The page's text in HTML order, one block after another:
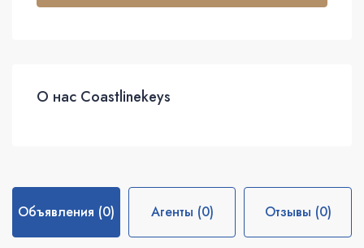
О нас Coastlinekeys
Объявления (0) Агенты (0) Отзывы (0)